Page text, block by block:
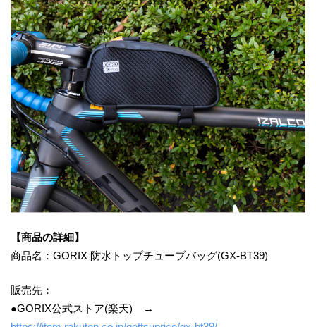
【商品の詳細】
商品名：GORIX 防水トップチューブバッグ(GX-BT39)
販売先：
●GORIX公式ストア(楽天) →